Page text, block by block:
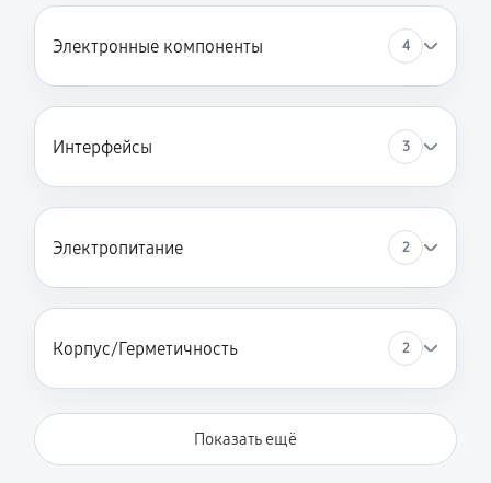
Электронные компоненты 4
Интерфейсы 3
Электропитание 2
Корпус/Герметичность 2
Показать ещё